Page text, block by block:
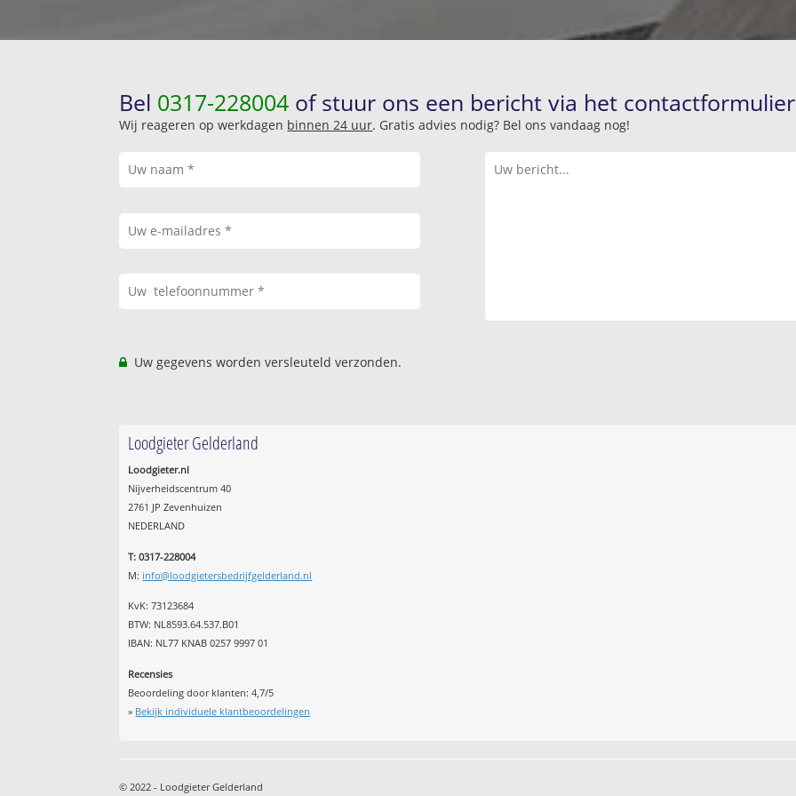
Bel 0317-228004 of stuur ons een bericht via het
Wij reageren op werkdagen binnen 24 uur. Gratis advies nodig? Bel ons vandaag nog!
Uw gegevens worden versleuteld verzonden.
Loodgieter Gelderland
Loodgieter.nl
Nijverheidscentrum 40
2761 JP Zevenhuizen
NEDERLAND
T: 0317-228004
M: info@loodgietersbedrijfgelderland.nl
KvK: 73123684
BTW: NL8593.64.537.B01
IBAN: NL77 KNAB 0257 9997 01
Recensies
Beoordeling door klanten:4,7/5
» Bekijk individuele klantbeoordelingen
© 2022 - Loodgieter Gelderland